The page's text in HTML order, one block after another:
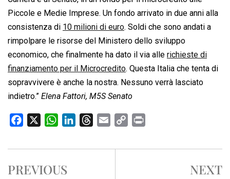
Piccole e Medie Imprese. Un fondo arrivato in due anni alla
consistenza di 10 milioni di euro. Soldi che sono andati a
rimpolpare le risorse del Ministero dello sviluppo
economico, che finalmente ha dato il via alle richieste di
finanziamento per il Microcredito. Questa Italia che tenta di
sopravvivere è anche la nostra. Nessuno verrà lasciato
indietro.” Elena Fattori, M5S Senato
c
b
W
a
s
n
r
a
p
i
PREVIOUS NEXT